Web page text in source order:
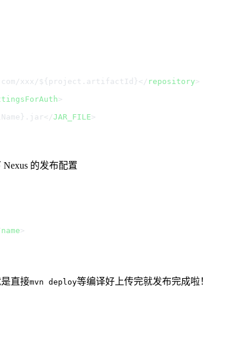
xxx/${project.artifactId} </ repository
</JAR_FILE
的发布配置
name
直接mvn deploy等编译好上传完就发布完成啦！